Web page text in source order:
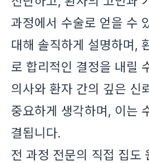
과정에서 수술로 얻을 수
대해 솔직하게 설명하며,
로 합리적인 결정을 내릴
의사와 환자 간의 깊은 신
중요하게 생각하며, 이는
결됩니다.
전 과정 전문의 직접 집도